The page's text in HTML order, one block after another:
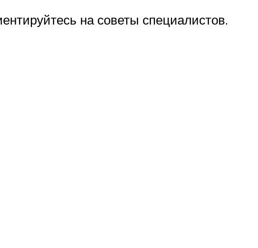
на советы специалистов.